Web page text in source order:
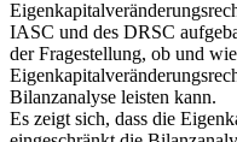
IASC und des DRSC
der Fragestellung, ob und
Bilanzanalyse leisten kann.
Es zeigt sich, dass die